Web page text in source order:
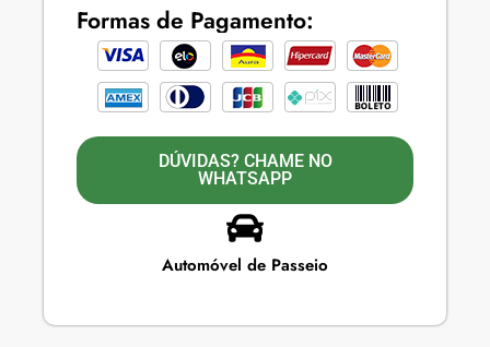
Formas de Pagamento:
DÚVIDAS? CHAME NO
WHATSAPP
Automóvel de Passeio